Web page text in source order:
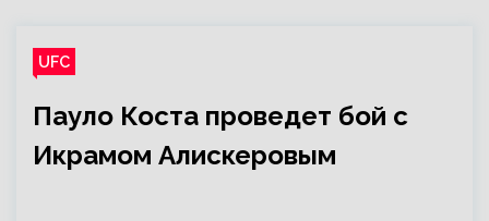
UFC
Пауло Коста проведет бой с
Икрамом Алискеровым